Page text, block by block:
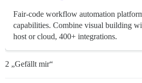
Fair-code workflow automation
capabilities. Combine visual building
host or cloud, 400+ integrations.
2 „Gefällt mir“